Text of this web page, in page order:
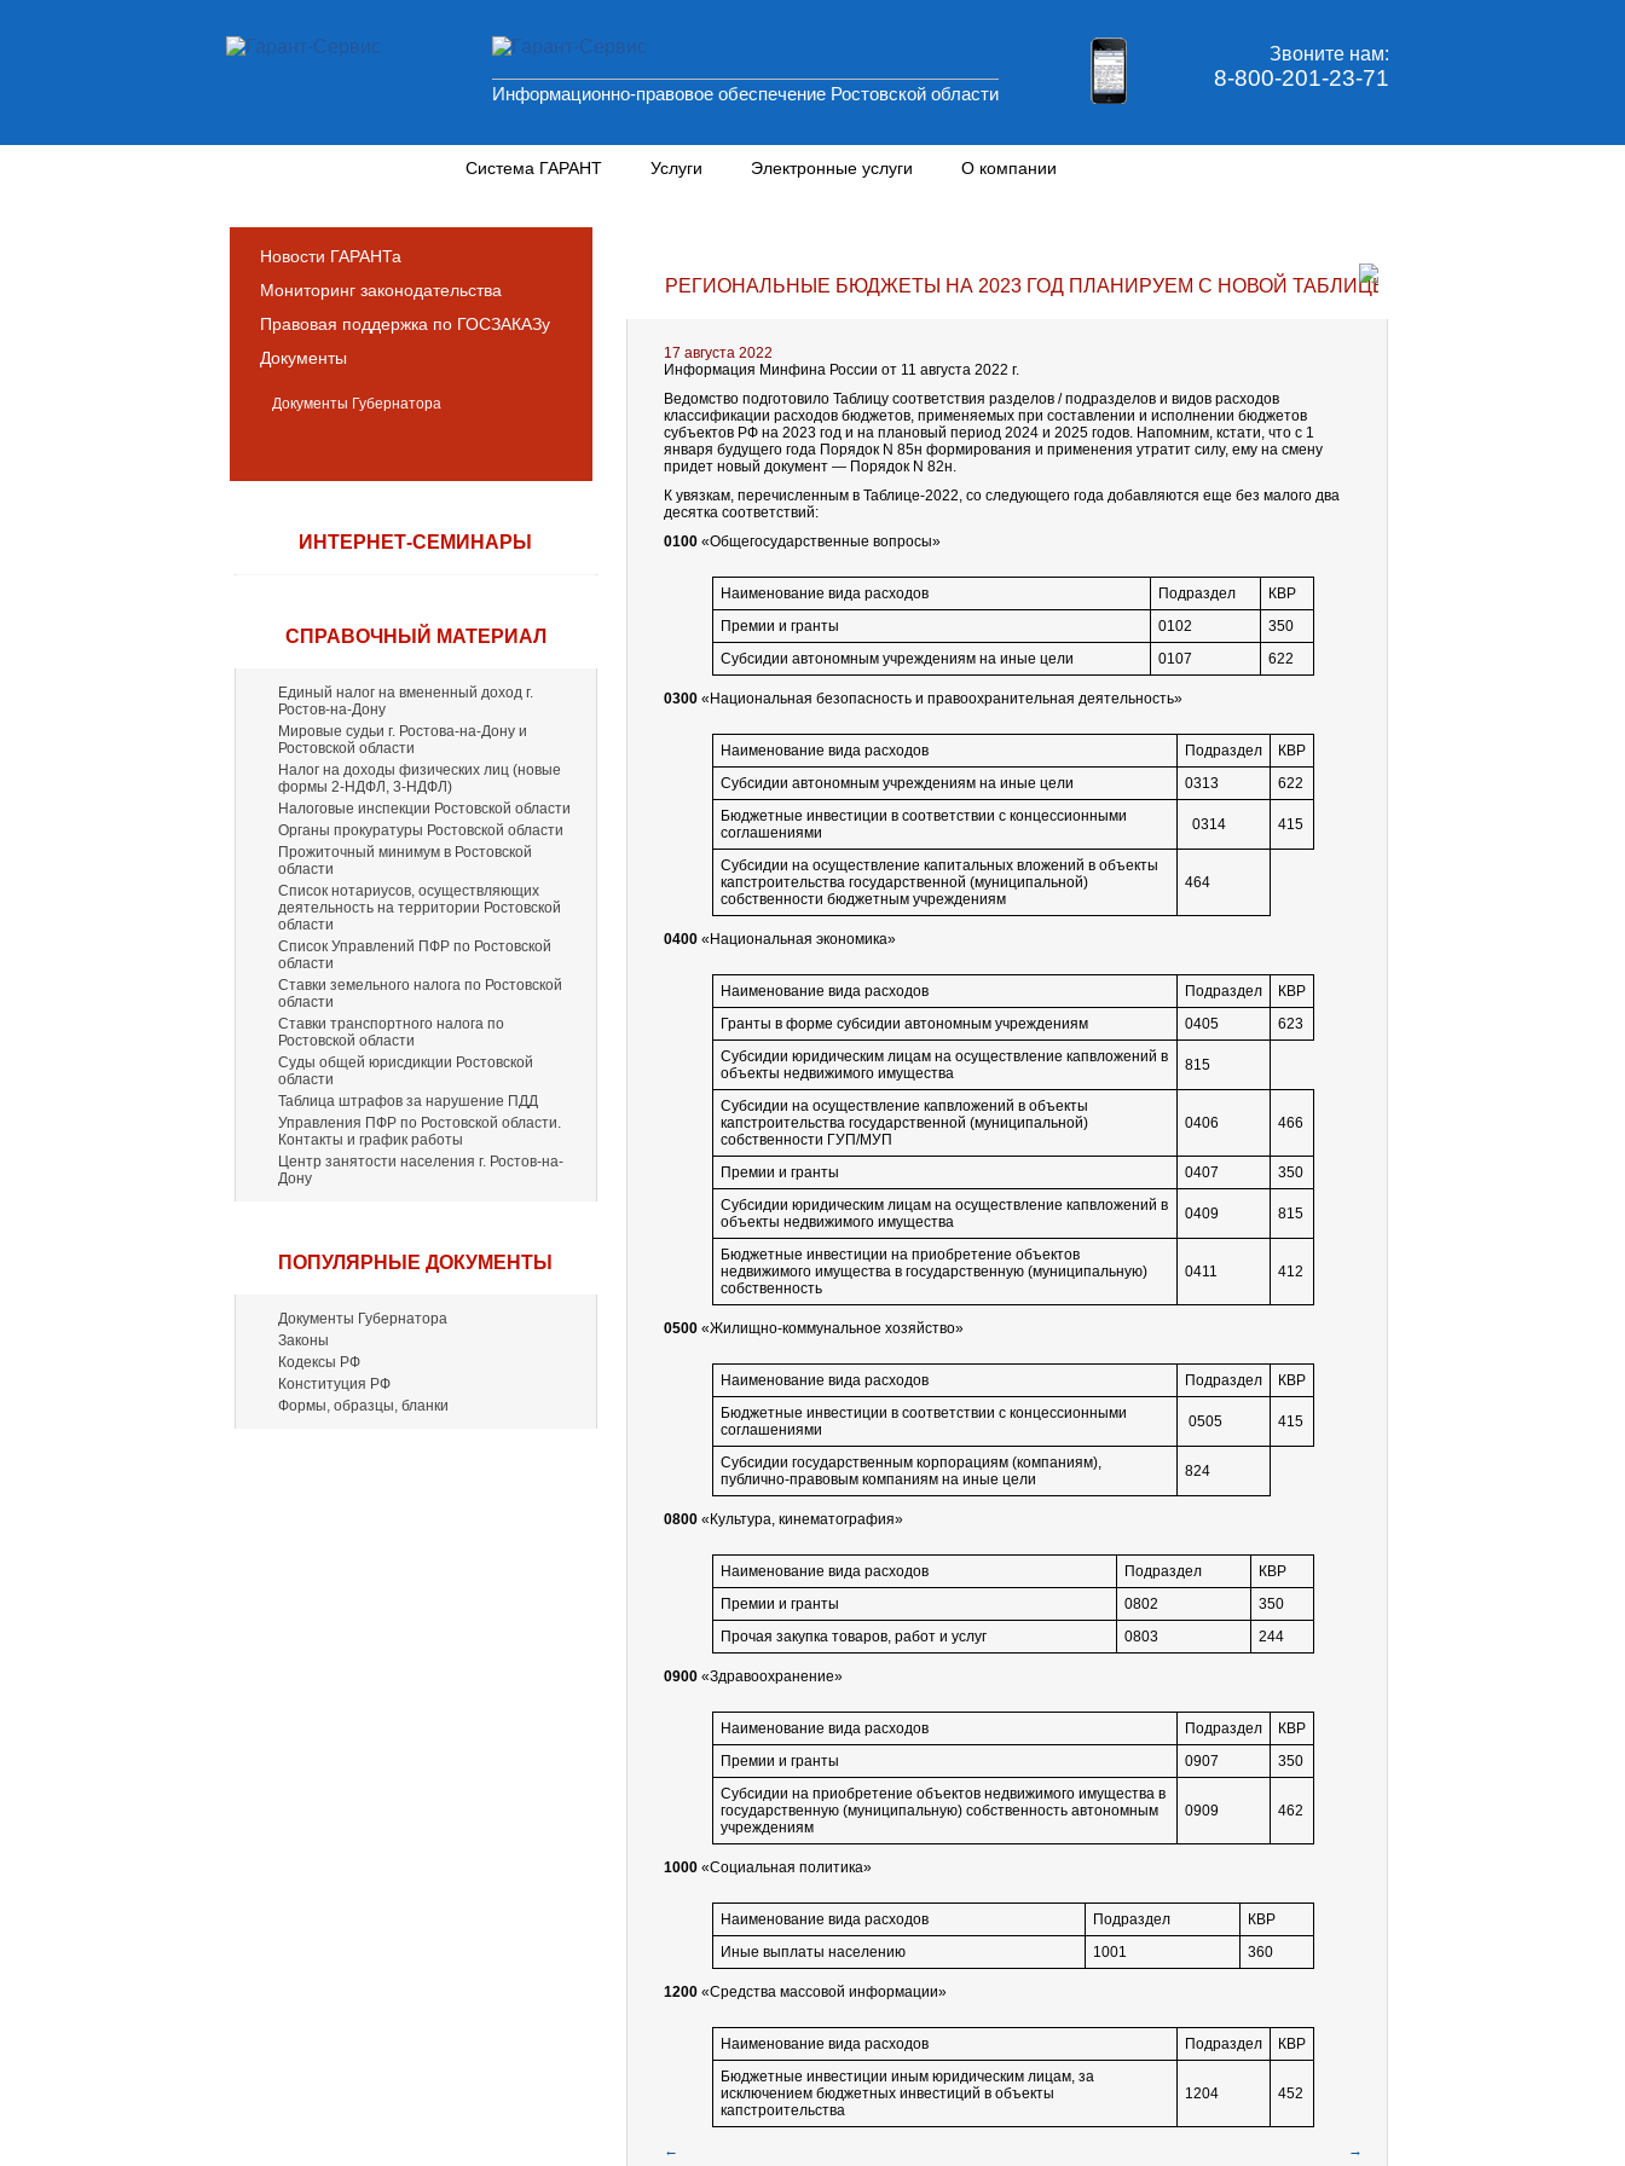
Информационно-правовое обеспечение Ростовской области
Звоните нам:
8-800-201-23-71
Система ГАРАНТ Услуги Электронные услуги О компании
Новости ГАРАНТа
Мониторинг законодательства
Правовая поддержка по ГОСЗАКАЗу
Документы
Документы Губернатора
ИНТЕРНЕТ-СЕМИНАРЫ
СПРАВОЧНЫЙ МАТЕРИАЛ
Единый налог на вмененный доход г.
Ростов-на-Дону
Мировые судьи г. Ростова-на-Дону и
Ростовской области
Налог на доходы физических лиц (новые
формы 2-НДФЛ, 3-НДФЛ)
Налоговые инспекции Ростовской области
Органы прокуратуры Ростовской области
Прожиточный минимум в Ростовской
области
Список нотариусов, осуществляющих
деятельность на территории Ростовской
области
Список Управлений ПФР по Ростовской
области
Ставки земельного налога по Ростовской
области
Ставки транспортного налога по
Ростовской области
Суды общей юрисдикции Ростовской
области
Таблица штрафов за нарушение ПДД
Управления ПФР по Ростовской области.
Контакты и график работы
Центр занятости населения г. Ростов-на-
Дону
ПОПУЛЯРНЫЕ ДОКУМЕНТЫ
Документы Губернатора
Законы
Кодексы РФ
Конституция РФ
Формы, образцы, бланки
РЕГИОНАЛЬНЫЕ БЮДЖЕТЫ НА 2023 ГОД ПЛАНИРУЕМ С НОВОЙ ТАБЛИЦЕЙ УВЯЗОК
17 августа 2022
Информация Минфина России от 11 августа 2022 г.
Ведомство подготовило Таблицу соответствия разделов / подразделов и видов расходов
классификации расходов бюджетов, применяемых при составлении и исполнении бюджетов
субъектов РФ на 2023 год и на плановый период 2024 и 2025 годов. Напомним, кстати, что с 1
января будущего года Порядок N 85н формирования и применения утратит силу, ему на смену
придет новый документ — Порядок N 82н.
К увязкам, перечисленным в Таблице-2022, со следующего года добавляются еще без малого два
десятка соответствий:
0100 «Общегосударственные вопросы»
Наименование вида расходов Подраздел
КВР
Премии и гранты
0102
350
Субсидии автономным учреждениям на иные цели
0107 622
0300 «Национальная безопасность и правоохранительная деятельность»
Наименование вида расходов Подраздел
КВР
Субсидии автономным учреждениям на иные цели
0313
622
Бюджетные инвестиции в соответствии с концессионными
соглашениями
0314 415
Субсидии на осуществление капитальных вложений в объекты
капстроительства государственной (муниципальной)
собственности бюджетным учреждениям
464
0400 «Национальная экономика»
Наименование вида расходов Подраздел
КВР
Гранты в форме субсидии автономным учреждениям
0405
623
Субсидии юридическим лицам на осуществление капвложений в
объекты недвижимого имущества
815
Субсидии на осуществление капвложений в объекты
капстроительства государственной (муниципальной)
собственности ГУП/МУП
0406 466
Премии и гранты 0407
350
Субсидии юридическим лицам на осуществление капвложений в
объекты недвижимого имущества
0409 815
Бюджетные инвестиции на приобретение объектов
недвижимого имущества в государственную (муниципальную)
собственность
0411 412
0500 «Жилищно-коммунальное хозяйство»
Наименование вида расходов Подраздел
КВР
Бюджетные инвестиции в соответствии с концессионными
соглашениями
0505 415
Субсидии государственным корпорациям (компаниям),
публично-правовым компаниям на иные цели
824
0800 «Культура, кинематография»
Наименование вида расходов Подраздел
КВР
Премии и гранты
0802
350
Прочая закупка товаров, работ и услуг
0803 244
0900 «Здравоохранение»
Наименование вида расходов Подраздел
КВР
Премии и гранты
0907
350
Субсидии на приобретение объектов недвижимого имущества в
государственную (муниципальную) собственность автономным
учреждениям
0909 462
1000 «Социальная политика»
Наименование вида расходов Подраздел
КВР
Иные выплаты населению
1001 360
1200 «Средства массовой информации»
Наименование вида расходов Подраздел
КВР
Бюджетные инвестиции иным юридическим лицам, за
исключением бюджетных инвестиций в объекты
капстроительства
1204 452
← →